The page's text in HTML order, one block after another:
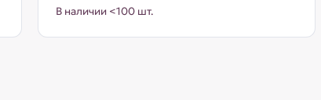
В наличии <100 шт.